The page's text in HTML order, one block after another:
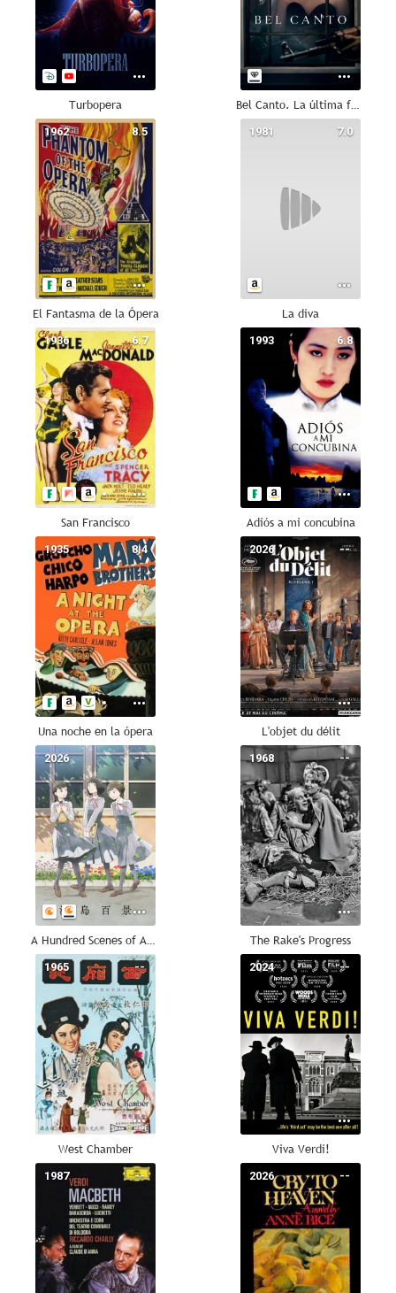
Turbopera Bel Canto. La última función
8.5
1962
El Fantasma de la Ópera
7.0
1981
La diva
6.7
1936
San Francisco
6.8
1993
Adiós a mi concubina
8.4
1935
Una noche en la ópera
--
2026
L'objet du délit
--
2026
A Hundred Scenes of AWAJIMA
--
1968
The Rake's Progress
--
1965
West Chamber
--
2024
Viva Verdi!
--
1987 --
2026